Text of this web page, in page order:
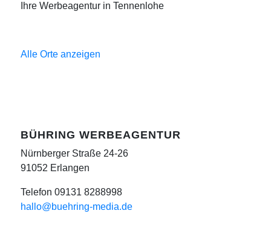
Ihre Werbeagentur in Tennenlohe
Alle Orte anzeigen
BÜHRING WERBEAGENTUR
Nürnberger Straße 24-26
91052 Erlangen
Telefon 09131 8288998
hallo@buehring-media.de